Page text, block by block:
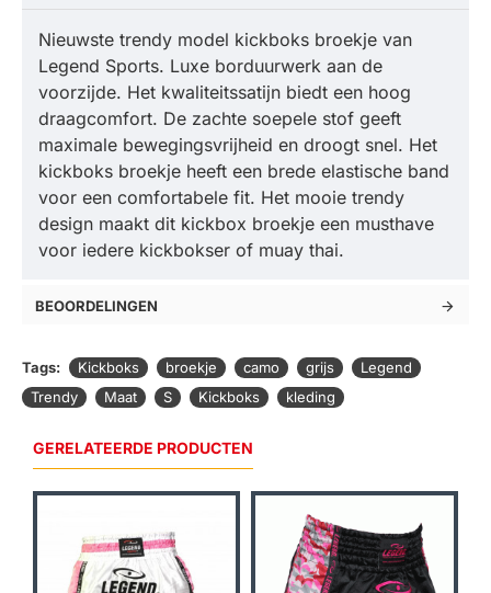
Nieuwste trendy model kickboks broekje van
Legend Sports. Luxe borduurwerk aan de
voorzijde. Het kwaliteitssatijn biedt een hoog
draagcomfort. De zachte soepele stof geeft
maximale bewegingsvrijheid en droogt snel. Het
kickboks broekje heeft een brede elastische band
voor een comfortabele fit. Het mooie trendy
design maakt dit kickbox broekje een musthave
voor iedere kickbokser of muay thai.
BEOORDELINGEN
Tags: Kickboks broekje camo grijs
Legend
Trendy
Maat S Kickboks kleding
GERELATEERDE PRODUCTEN